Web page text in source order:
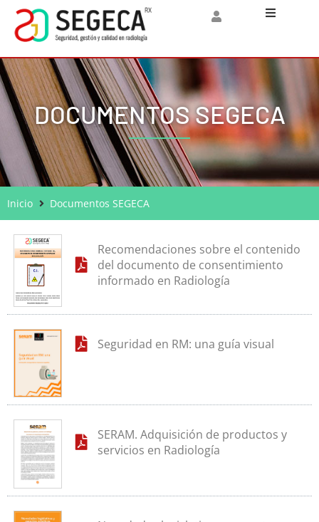
SEGECA
Socios
Documentos
Noticias
DOCUMENTOS SEGECA
Inicio Documentos SEGECA
Recomendaciones sobre el contenido
del documento de consentimiento
informado en Radiología
Seguridad en RM: una guía visual
SERAM. Adquisición de productos y
servicios en Radiología